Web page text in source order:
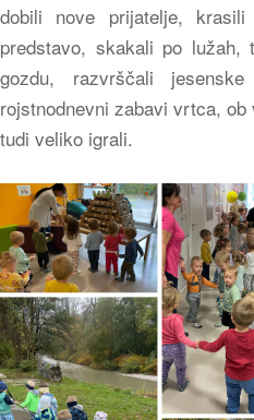
dobili nove prijatelje,
predstavo, skakali po lužah,
gozdu, razvrščali
rojstnodnevni zabavi vrtca,
tudi veliko igrali.